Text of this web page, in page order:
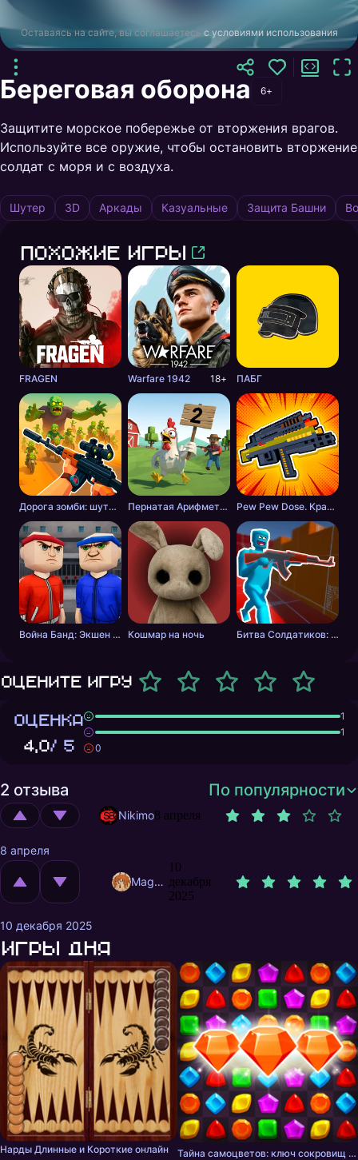
Оставаясь на сайте, вы соглашаетесь с условиями использования
Береговая оборона 6+
Защитите морское побережье от вторжения врагов.
Используйте все оружие, чтобы остановить вторжение
солдат с моря и с воздуха.
Шутер 3D Аркады Казуальные Защита Башни
Похожие игры
FRAGEN Warfare 1942 18+ ПАБГ
Дорога зомби: шутер с разрушениями Пернатая Арифметика Pew Pew Dose. Крафт оружия
Война Банд: Экшен шутер Кошмар на ночь Битва Солдатиков: Красные против Синих
Оцените игру
ОЦЕНКА
4,0/ 5
1
1
0
2 отзыва По популярности
Nikimo8 апреля
8 апреля
MagnificentMrFox
10
декабря
2025
10 декабря 2025
Игры дня
Нарды Длинные и Короткие онлайн Тайна самоцветов: ключ сокровищ - три в ряд